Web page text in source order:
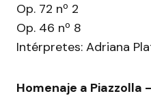
Op. 72 nº 2
Op. 46 nº 8
Intérpretes: Adriana
Homenaje a Piazzolla